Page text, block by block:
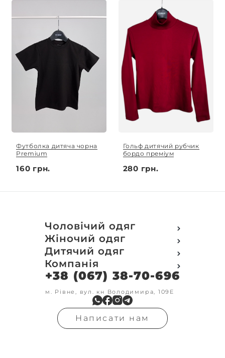
Футболка дитяча чорна
Premium
160 грн.
Гольф дитячий рубчик
бордо преміум
280 грн.
Чоловічий одяг
Футболки
Футболки Polo
Кофти
Світшот
Кенгуру
Кофта з замком
Олімпійки
Флісові кофти
Гольфи
Реглан
Жіночий одяг
Футболки
Поло
Кофти
Світшот
Олімпійки
Кофта на замку
Бомбери
В'язка
Гольфи
Дитячий одяг
Футболки
Кофти
Світшоти
Кенгуру
Кенгуру замок
Костюми
Штани
Шорти
Компанія
Про компанію
Доставка та оплата
Друк на замовлення
Обмін та повернення
Контакти
Умови оформлення
замовлення
+38 (067) 38-70-696
м. Рівне, вул. кн Володимира, 109Е
Написати нам